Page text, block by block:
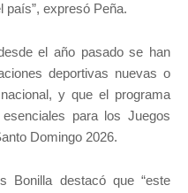
país”, expresó Peña.
el año pasado se han
deportivas nuevas o
y que el programa
para los Juegos
Domingo 2026.
Bonilla destacó que “este